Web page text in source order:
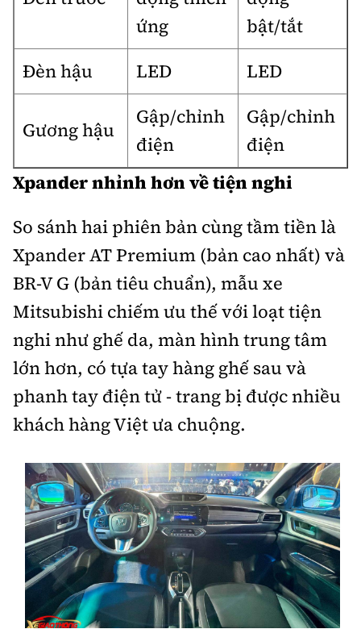
ứng
bật/tắt
Đèn hậu
LED LED
Gương hậu
Gập/chỉnh
điện
Gập/chỉnh
điện
Xpander nhỉnh hơn về tiện nghi
So sánh hai phiên bản cùng tầm tiền là
Xpander AT Premium (bản cao nhất) và
BR-V G (bản tiêu chuẩn), mẫu xe
Mitsubishi chiếm ưu thế với loạt tiện
nghi như ghế da, màn hình trung tâm
lớn hơn, có tựa tay hàng ghế sau và
phanh tay điện tử - trang bị được nhiều
khách hàng Việt ưa chuộng.